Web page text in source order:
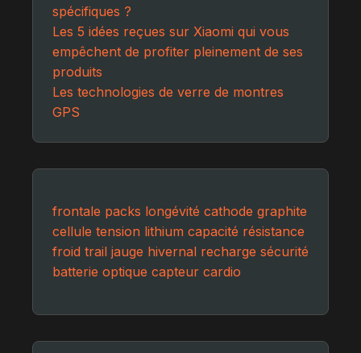
spécifiques ?
Les 5 idées reçues sur Xiaomi qui vous
empêchent de profiter pleinement de ses
produits
Les technologies de verre de montres
GPS
frontale packs longévité cathode graphite
cellule tension lithium capacité résistance
froid trail jauge hivernal recharge sécurité
batterie optique capteur cardio